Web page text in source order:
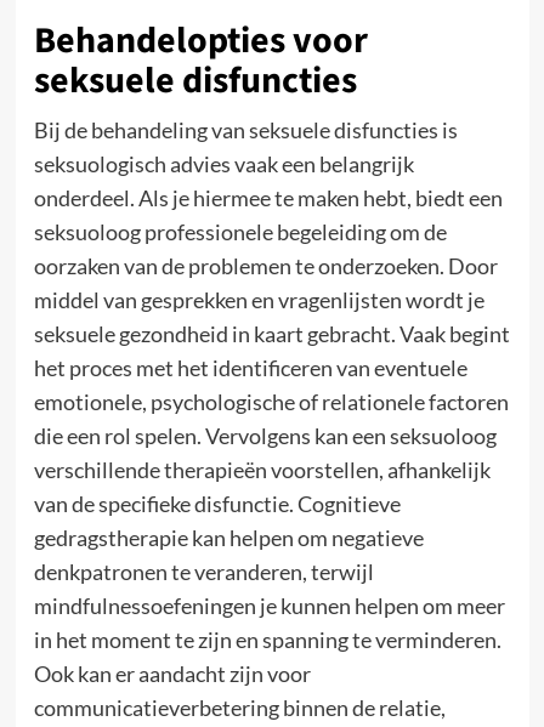
Behandelopties voor
seksuele disfuncties
Bij de behandeling van seksuele disfuncties is
seksuologisch advies vaak een belangrijk
onderdeel. Als je hiermee te maken hebt, biedt een
seksuoloog professionele begeleiding om de
oorzaken van de problemen te onderzoeken. Door
middel van gesprekken en vragenlijsten wordt je
seksuele gezondheid in kaart gebracht. Vaak begint
het proces met het identificeren van eventuele
emotionele, psychologische of relationele factoren
die een rol spelen. Vervolgens kan een seksuoloog
verschillende therapieën voorstellen, afhankelijk
van de specifieke disfunctie. Cognitieve
gedragstherapie kan helpen om negatieve
denkpatronen te veranderen, terwijl
mindfulnessoefeningen je kunnen helpen om meer
in het moment te zijn en spanning te verminderen.
Ook kan er aandacht zijn voor
communicatieverbetering binnen de relatie,